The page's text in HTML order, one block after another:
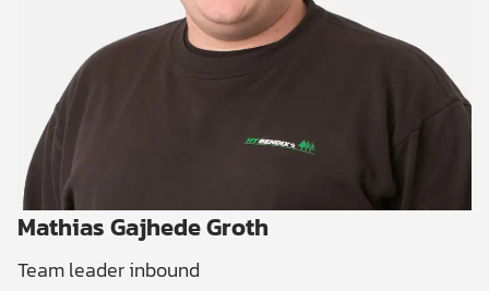
Mathias Gajhede Groth
Team leader inbound